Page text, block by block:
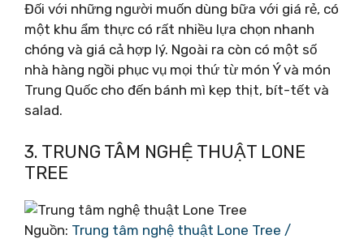
Đối với những người muốn dùng bữa với giá rẻ, có
một khu ẩm thực có rất nhiều lựa chọn nhanh
chóng và giá cả hợp lý. Ngoài ra còn có một số
nhà hàng ngồi phục vụ mọi thứ từ món Ý và món
Trung Quốc cho đến bánh mì kẹp thịt, bít-tết và
salad.
3. TRUNG TÂM NGHỆ THUẬT LONE
TREE
Nguồn: Trung tâm nghệ thuật Lone Tree /